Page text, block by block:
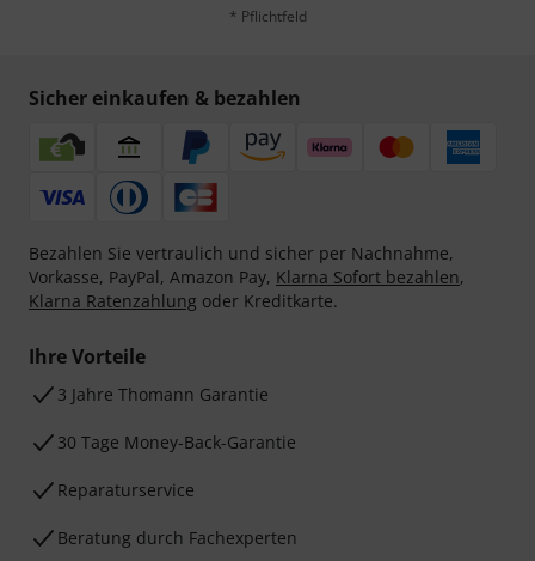
* Pflichtfeld
Sicher einkaufen & bezahlen
Bezahlen Sie vertraulich und sicher per Nachnahme,
Vorkasse, PayPal, Amazon Pay, Klarna Sofort bezahlen,
Klarna Ratenzahlung oder Kreditkarte.
Ihre Vorteile
3 Jahre Thomann Garantie
30 Tage Money-Back-Garantie
Reparaturservice
Beratung durch Fachexperten